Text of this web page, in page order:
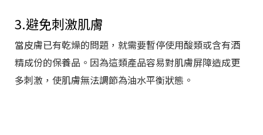
3.避免刺激肌膚
當皮膚已有乾燥的問題，就需要暫停使用酸類或含有酒
精成份的保養品。因為這類產品容易對肌膚屏障造成更
多刺激，使肌膚無法調節為油水平衡狀態。